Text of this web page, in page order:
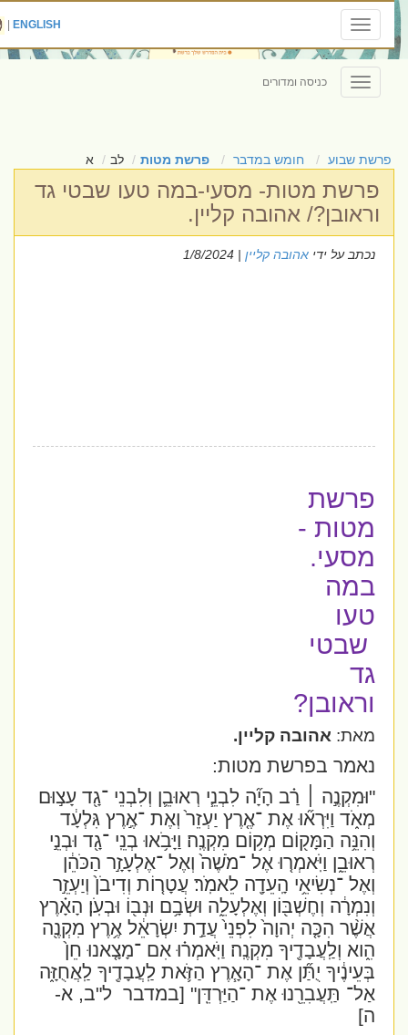
Toggle
navigation
ENGLISH
|
Toggle
navigation
כניסה ומדורים
פרשת שבוע חומש במדבר פרשת מטות לב א
פרשת מטות- מסעי-במה טעו שבטי גד
וראובן?/ אהובה קליין.
נכתב על ידיאהובה קליין| 1/8/2024
פרשת
מטות -
מסעי.
במה
טעו
שבטי
גד
וראובן?
מאת:אהובה קליין.
נאמר בפרשת מטות:
"וּמִקְנֶ֣ה ׀ רַ֗ב הָיָ֞ה לִבְנֵ֧י רְאוּבֵ֛ן וְלִבְנֵי ־גָ֖ד עָצ֣וּם
מְאֹ֑ד וַיִּרְא֞וּ אֶת ־אֶ֤רֶץ יַעְזֵר֙ וְאֶת ־אֶ֣רֶץ גִּלְעָ֔ד
וְהִנֵּ֥ה הַמָּק֖וֹם מְק֥וֹם מִקְנֶֽה׃ וַיָּבֹ֥אוּ בְנֵֽי ־גָ֖ד וּבְנֵ֣י
רְאוּבֵ֑ן וַיֹּֽאמְר֤וּ אֶל ־מֹשֶׁה֙ וְאֶל ־אֶלְעָזָ֣ר הַכֹּהֵ֔ן
וְאֶל ־נְשִׂיאֵ֥י הָֽעֵדָ֖ה לֵאמֹֽר׃ עֲטָר֤וֹת וְדִיבֹן֙ וְיַעְזֵ֣ר
וְנִמְרָ֔ה וְחֶשְׁבּ֖וֹן וְאֶלְעָלֵ֑ה וּשְׂבָ֥ם וּנְב֖וֹ וּבְעֹֽן׃ הָאָ֗רֶץ
אֲשֶׁ֨ר הִכָּ֤ה יְהוָה֙ לִפְנֵי֙ עֲדַ֣ת יִשְׂרָאֵ֔ל אֶ֥רֶץ מִקְנֶ֖ה
הִ֑וא וְלַֽעֲבָדֶ֖יךָ מִקְנֶֽה׃ וַיֹּֽאמְר֗וּ אִם ־מָצָ֤אנוּ חֵן֙
בְּעֵינֶ֔יךָ יֻתַּ֞ן אֶת ־הָאָ֧רֶץ הַזֹּ֛את לַֽעֲבָדֶ֖יךָ לַֽאֲחֻזָּ֑ה
אַל־ תַּֽעֲבִרֵ֖נוּ אֶת ־הַיַּרְדֵּֽן"[במדבר ל"ב, א-
ה]